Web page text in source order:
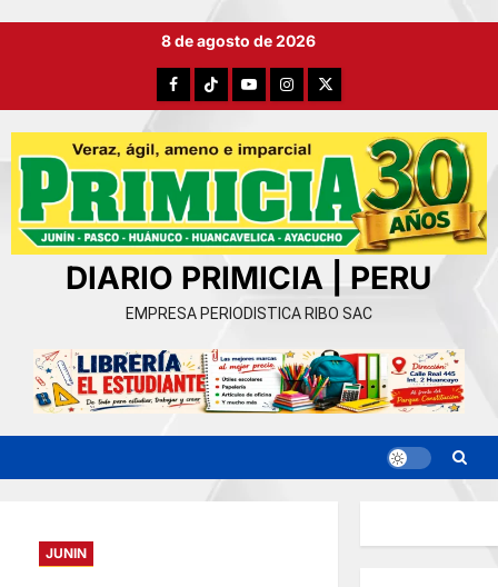
8 de agosto de 2026
FacebookTikTokYouTubeInstagram
X
DIARIO PRIMICIA | PERU
EMPRESA PERIODISTICA RIBO SAC
JUNIN